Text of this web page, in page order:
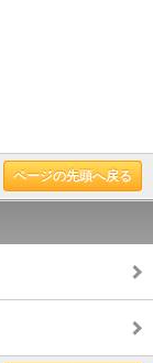
ページの先頭へ戻る